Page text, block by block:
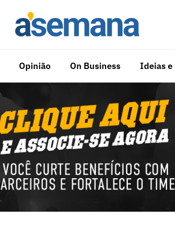
Opinião On Business Ideias e